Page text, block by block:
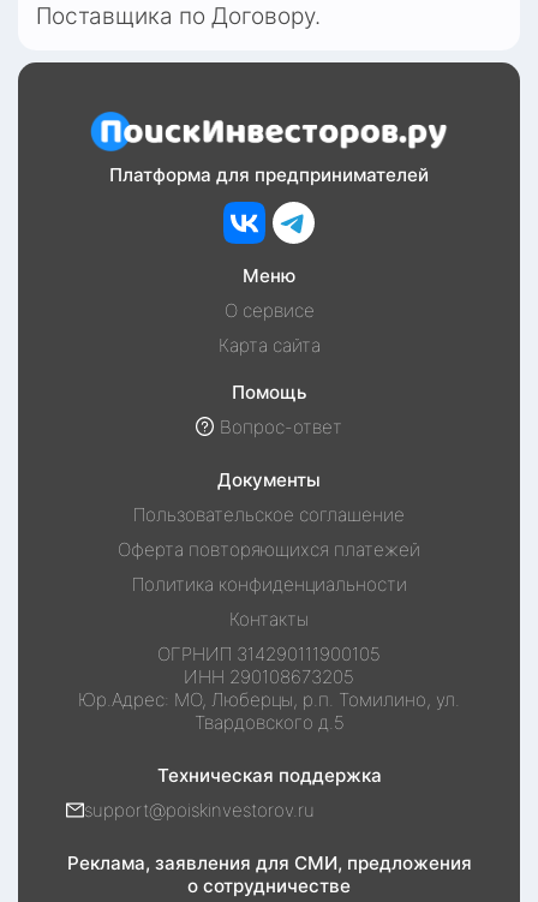
Поставщика по Договору.
Платформа для предпринимателей
Меню
О сервисе
Карта сайта
Помощь
Вопрос-ответ
Документы
Пользовательское соглашение
Оферта повторяющихся платежей
Политика конфиденциальности
Контакты
ОГРНИП 314290111900105
ИНН 290108673205
Юр.Адрес: МО, Люберцы, р.п. Томилино, ул.
Твардовского д.5
Техническая поддержка
support@poiskinvestorov.ru
Реклама, заявления для СМИ, предложения
о сотрудничестве